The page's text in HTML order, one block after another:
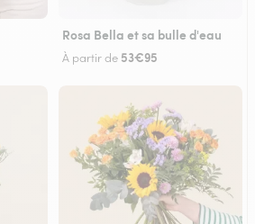
Rosa Bella et sa bulle d'eau
À partir de 53€95